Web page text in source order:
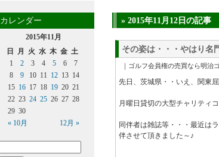
» 2015年11月12日の記事
その姿は・・・やはり名
｜ゴルフ会員権の売買なら明治
先日、茨城県・・いえ、関東
月曜日貸切の大型チャリティコ
同伴者は雑誌等・・・最近は
伴させて頂きました～♪
カレンダー
2015年11月
日
月 火 水 木 金 土
« 10月 12月 »
1 2 3 4 5 6
7
8
9 10 11 12 13 14
15 16 17 18 19 20 21
22 23 24 25 26 27 28
29 30